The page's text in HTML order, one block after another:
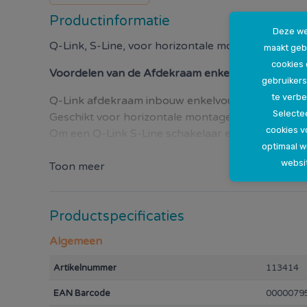
Deze
maakt
cookies
te
cookies
optimaal
Productinformatie
Q-Link, S-Line, voor horizontale montage
Voordelen van de Afdekraam enkel antraciet
Q-Link afdekraam inbouw enkelvoudig.
Geschikt voor horizontale montage.
Om een Q-Link S-Line schakelaar e/o
Toon meer
Productspecificaties
Algemeen
Artikelnummer 113414
EAN Barcode